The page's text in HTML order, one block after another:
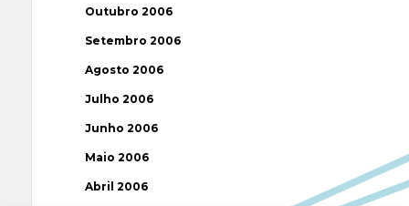
Outubro 2006
Setembro 2006
Agosto 2006
Julho 2006
Junho 2006
Maio 2006
Abril 2006